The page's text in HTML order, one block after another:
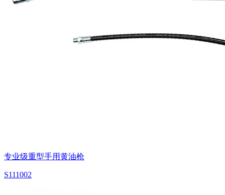
专业级重型手用黄油枪
S111002